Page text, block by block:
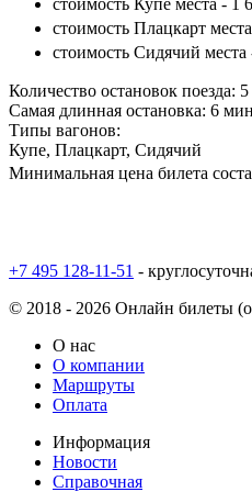
стоимость Плацкарт
стоимость Сидячий места
Количество остановок поезда: 5
Самая длинная остановка: 6
Типы вагонов:
Купе, Плацкарт, Сидячий
Минимальная цена билета
+7 495 128-11-51 -
© 2018 - 2026 Онлайн билеты
О нас
О компании
Маршруты
Оплата
Информация
Новости
Справочная